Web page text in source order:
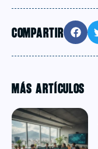
COMPARTIR
MÁS ARTÍCULOS